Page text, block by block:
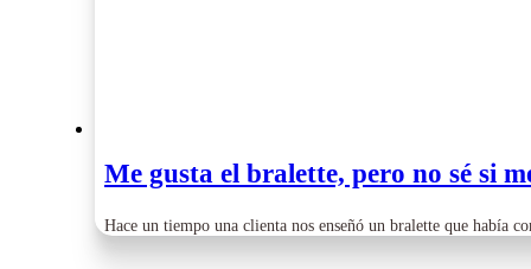
Me gusta el bralette, pero no sé si
Hace un tiempo una clienta nos enseñó un bralette que había